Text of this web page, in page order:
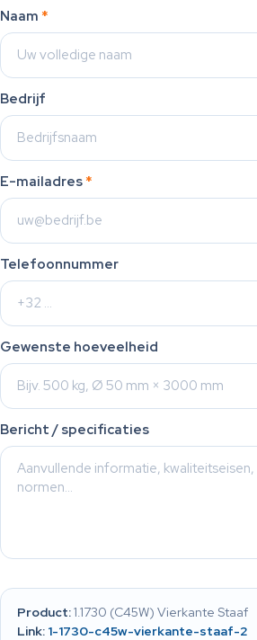
Naam *
Bedrijf
E-mailadres *
Telefoonnummer
Gewenste hoeveelheid
Bericht / specificaties
Product:1.1730 (C45W) Vierkante Staaf
Link: 1-1730-c45w-vierkante-staaf-2